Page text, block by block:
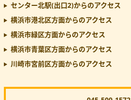
センター北駅(出口2)からのアクセス
横浜市港北区方面からのアクセス
横浜市緑区方面からのアクセス
横浜市青葉区方面からのアクセス
川崎市宮前区方面からのアクセス